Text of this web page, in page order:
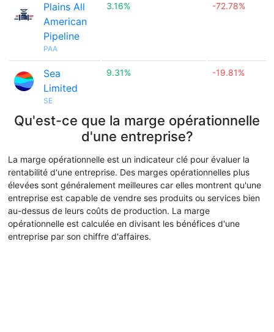
Plains All
American
Pipeline
PAA
3.16% -72.78%
Sea
Limited
SE
9.31% -19.81%
Qu'est-ce que la marge opérationnelle
d'une entreprise?
La marge opérationnelle est un indicateur clé pour évaluer la
rentabilité d'une entreprise. Des marges opérationnelles plus
élevées sont généralement meilleures car elles montrent qu'une
entreprise est capable de vendre ses produits ou services bien
au-dessus de leurs coûts de production. La marge
opérationnelle est calculée en divisant les bénéfices d'une
entreprise par son chiffre d'affaires.